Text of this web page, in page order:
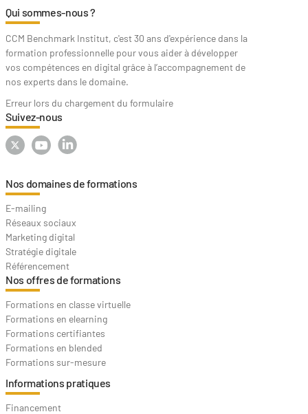
Qui sommes-nous ?
CCM Benchmark Institut, c'est 30 ans d'expérience dans la
formation professionnelle pour vous aider à développer
vos compétences en digital grâce à l’accompagnement de
nos experts dans le domaine.
Erreur lors du chargement du formulaire
Suivez-nous
Nos domaines de formations
E-mailing
Réseaux sociaux
Marketing digital
Stratégie digitale
Référencement
Nos offres de formations
Formations en classe virtuelle
Formations en elearning
Formations certifiantes
Formations en blended
Formations sur-mesure
Informations pratiques
Financement